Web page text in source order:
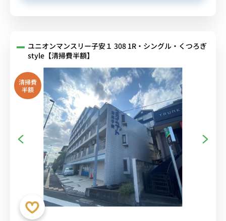
ユニオンマンスリー子安１ 308 1R・シングル・くつろぎ
style【清掃費半額】
清掃費
半額